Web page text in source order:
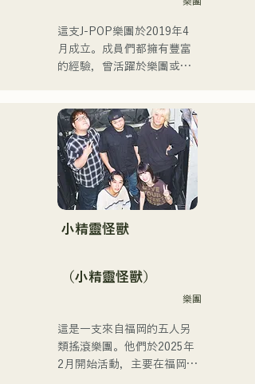
出演搖滾音樂劇。
2017年起，她回到福岡，除
了自己的工作之外，還活躍
她擁有高亢的嗓音和出眾的
演唱實力，是一位引領下一
代的創作歌手。
這支J-POP樂團於2019年4
月成立。成員們都擁有豐富
的經驗，曾活躍於樂團或擔
樂團。 CHiKa清澈的嗓音、
樸實的歌詞和懷舊的旋律贏
得了不同年齡層觀眾的支
持。成員們充分發揮各自的
個性，打造出溫柔溫暖的音
樂。
目前，他們主要在福岡等地
媒體上發布和直播影片。
小精靈怪獸
（小精靈怪獸）
樂團
這是一支來自福岡的五人另
類搖滾樂團。他們於2025年
2月開始活動，主要在福岡縣